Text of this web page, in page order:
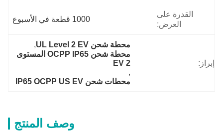
القدرة على
العرض:
1000 قطعة في الأسبوع
إبراز:
محطة شحن UL Level 2 EV
,
محطة شحن OCPP IP65 المستوى
2 EV
,
محطات شحن IP65 OCPP US EV
وصف المنتج